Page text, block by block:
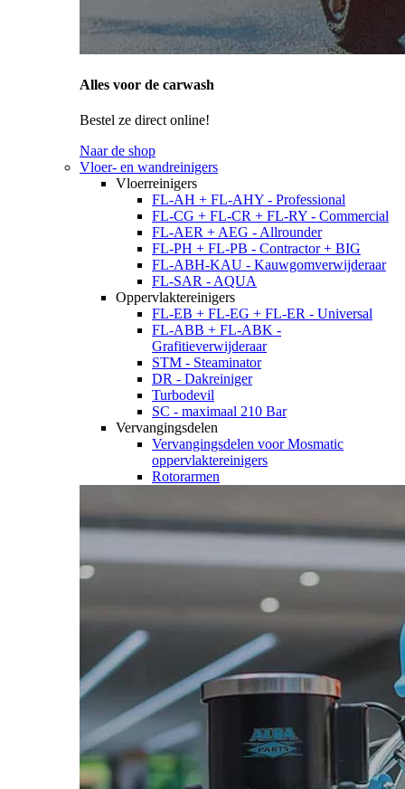
Alles voor de carwash
Bestel ze direct online!
Naar de shop
Vloer- en wandreinigers
Vloerreinigers
FL-AH + FL-AHY - Professional
FL-CG + FL-CR + FL-RY - Commercial
FL-AER + AEG - Allrounder
FL-PH + FL-PB - Contractor + BIG
FL-ABH-KAU - Kauwgomverwijderaar
FL-SAR - AQUA
Oppervlaktereinigers
FL-EB + FL-EG + FL-ER - Universal
FL-ABB + FL-ABK -
Grafitieverwijderaar
STM - Steaminator
DR - Dakreiniger
Turbodevil
SC - maximaal 210 Bar
Vervangingsdelen
Vervangingsdelen voor Mosmatic
oppervlaktereinigers
Rotorarmen